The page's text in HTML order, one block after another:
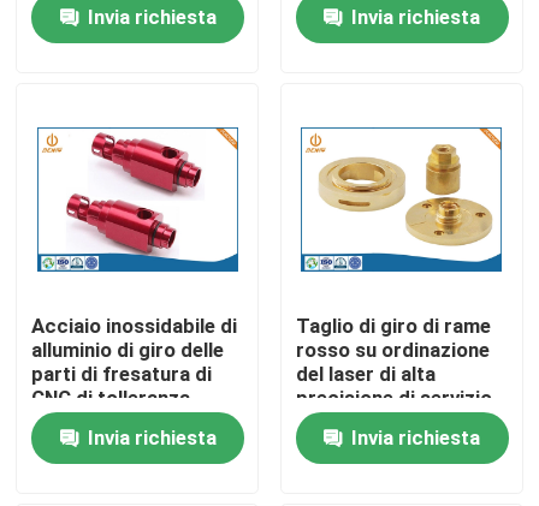
Controllo di qualità
Contattaci
L'alluminio la pressofusione
Pezzi di ricambio di EV
Invia richiesta
Invia richiesta
Acciaio inossidabile di
alluminio di giro delle
parti di fresatura di
CNC di tolleranza
0.002mm
Invia richiesta
Taglio di giro di rame
rosso su ordinazione
del laser di alta
precisione di servizio
di CNC
Invia richiesta